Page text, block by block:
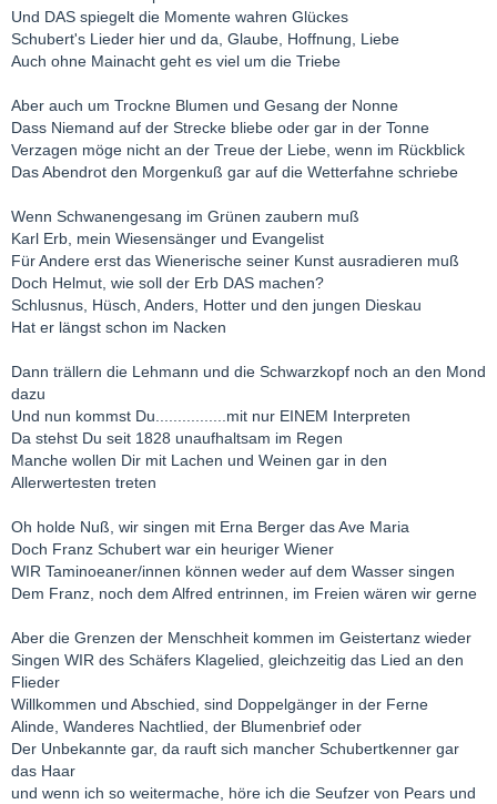
Und DAS spiegelt die Momente wahren Glückes
Schubert's Lieder hier und da, Glaube, Hoffnung, Liebe
Auch ohne Mainacht geht es viel um die Triebe
Aber auch um Trockne Blumen und Gesang der Nonne
Dass Niemand auf der Strecke bliebe oder gar in der Tonne
Verzagen möge nicht an der Treue der Liebe, wenn im Rückblick
Das Abendrot den Morgenkuß gar auf die Wetterfahne schriebe
Wenn Schwanengesang im Grünen zaubern muß
Karl Erb, mein Wiesensänger und Evangelist
Für Andere erst das Wienerische seiner Kunst ausradieren muß
Doch Helmut, wie soll der Erb DAS machen?
Schlusnus, Hüsch, Anders, Hotter und den jungen Dieskau
Hat er längst schon im Nacken
Dann trällern die Lehmann und die Schwarzkopf noch an den Mond
dazu
Und nun kommst Du................mit nur EINEM Interpreten
Da stehst Du seit 1828 unaufhaltsam im Regen
Manche wollen Dir mit Lachen und Weinen gar in den
Allerwertesten treten
Oh holde Nuß, wir singen mit Erna Berger das Ave Maria
Doch Franz Schubert war ein heuriger Wiener
WIR Taminoeaner/innen können weder auf dem Wasser singen
Dem Franz, noch dem Alfred entrinnen, im Freien wären wir gerne
Aber die Grenzen der Menschheit kommen im Geistertanz wieder
Singen WIR des Schäfers Klagelied, gleichzeitig das Lied an den
Flieder
Willkommen und Abschied, sind Doppelgänger in der Ferne
Alinde, Wanderes Nachtlied, der Blumenbrief oder
Der Unbekannte gar, da rauft sich mancher Schubertkenner gar
das Haar
und wenn ich so weitermache, höre ich die Seufzer von Pears und